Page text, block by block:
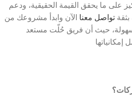
على ما يحقق القيمة الحقيقية، ودعم
تواصل معنا الآن وابدأ مشروعك من
حيث أن فريق حُلّت مستعد